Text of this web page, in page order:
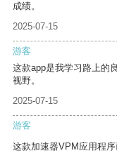
成绩。
2025-07-15
游客
这款app是我学习路上的
视野。
2025-07-15
游客
这款加速器VPM应用程